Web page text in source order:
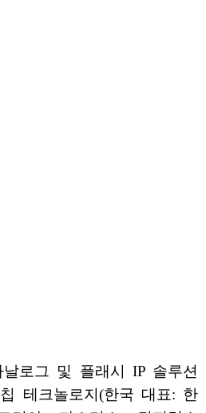
날로그 및 플래시 IP 솔루션
테크놀로지(한국 대표: 한